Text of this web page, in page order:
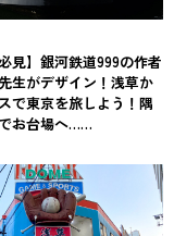
必見】銀河鉄道999の作者
生がデザイン！浅草か
で東京を旅しよう！隅
お台場へ……